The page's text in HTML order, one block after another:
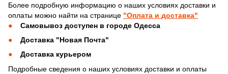
Более подробную информацию о наших условиях доставки и
оплаты можно найти на странице "Оплата и доставка"
Самовывоз доступен в городе Одесса
Доставка "Новая Почта"
Доставка курьером
Подробные сведения о наших условиях доставки и оплаты